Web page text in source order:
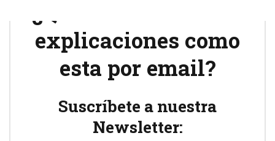
explicaciones como
esta por email?
Suscríbete a nuestra
Newsletter: